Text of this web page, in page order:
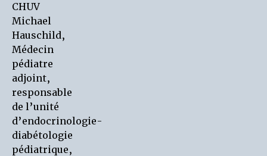
CHUV
Michael
Hauschild,
Médecin
pédiatre
adjoint,
responsable
de l’unité
d’endocrinologie-
diabétologie
pédiatrique,